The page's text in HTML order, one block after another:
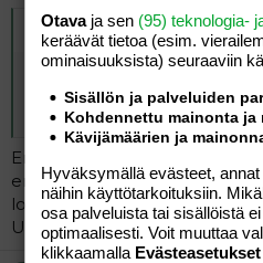
Alkuperäinen kirjoittaja
Höpöhöpö. Nimenomaan
pelkästään mun mielipde.
enemmän. Vetää hienosti
Eri mieltä, minä en tykkää,
enempää, ihan on tarpeeksi
lobbaa niin hyvin saatetaan
Umk:kin lähivuosina.
Otavaja sen (95) teknologia-
keräävät tietoa (esim.
ominaisuuk­sista) seuraaviin
Sisällön ja palveluiden
Kohdennettu mainonta ja
Kävijämäärien ja
Hyväksymällä evästeet,
näihin käyttötarkoituksiin.
osa palveluista tai sisällöistä
optimaalisesti. Voit muuttaa
klikkaamalla Evästeasetukset